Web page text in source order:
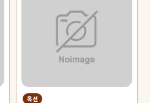
옥션